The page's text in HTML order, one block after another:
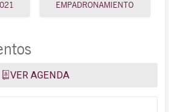
EMPADRONAMIENTO
VER AGENDA